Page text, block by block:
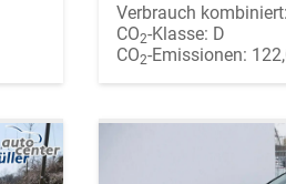
Verbrauch kombiniert:
CO2-Klasse: D
CO2-Emissionen: